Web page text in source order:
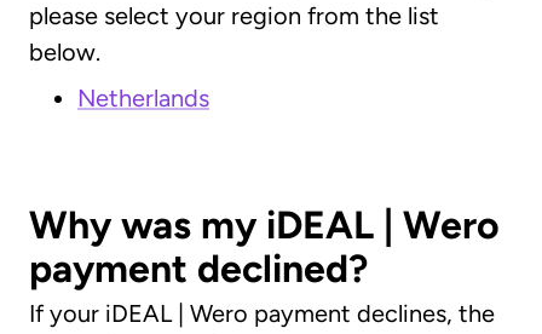
please select your region from the list
below.
Netherlands
Why was my iDEAL | Wero
payment declined?
If your iDEAL | Wero payment declines, the